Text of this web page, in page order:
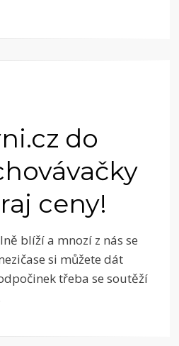
do
ceny!
blíží a mnozí z nás se
si můžete dát
třeba se soutěží